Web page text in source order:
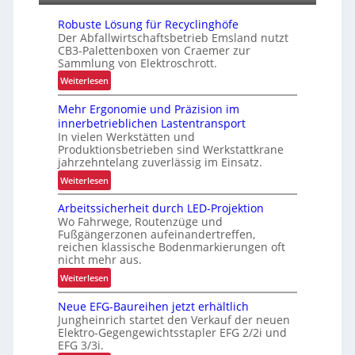
i
s
t
i
k
Robuste Lösung für Recyclinghöfe
Der Abfallwirtschaftsbetrieb Emsland nutzt
CB3-Palettenboxen von Craemer zur
Sammlung von Elektroschrott.
Weiterlesen:
R
o
b
u
s
t
e
ö
s
u
n
g
f
ü
r
R
e
Mehr Ergonomie und Präzision im
innerbetrieblichen Lastentransport
In vielen Werkstätten und
Produktionsbetrieben sind Werkstattkrane
jahrzehntelang zuverlässig im Einsatz.
Weiterlesen:
M
e
h
r
E
r
g
n
o
Arbeitssicherheit durch LED-Projektion
Wo Fahrwege, Routenzüge und
Fußgängerzonen aufeinandertreffen,
reichen klassische Bodenmarkierungen oft
nicht mehr aus.
Weiterlesen:
A
r
b
e
i
Neue EFG-Baureihen jetzt erhältlich
Jungheinrich startet den Verkauf der neuen
Elektro-Gegengewichtsstapler EFG 2/2i und
EFG 3/3i.